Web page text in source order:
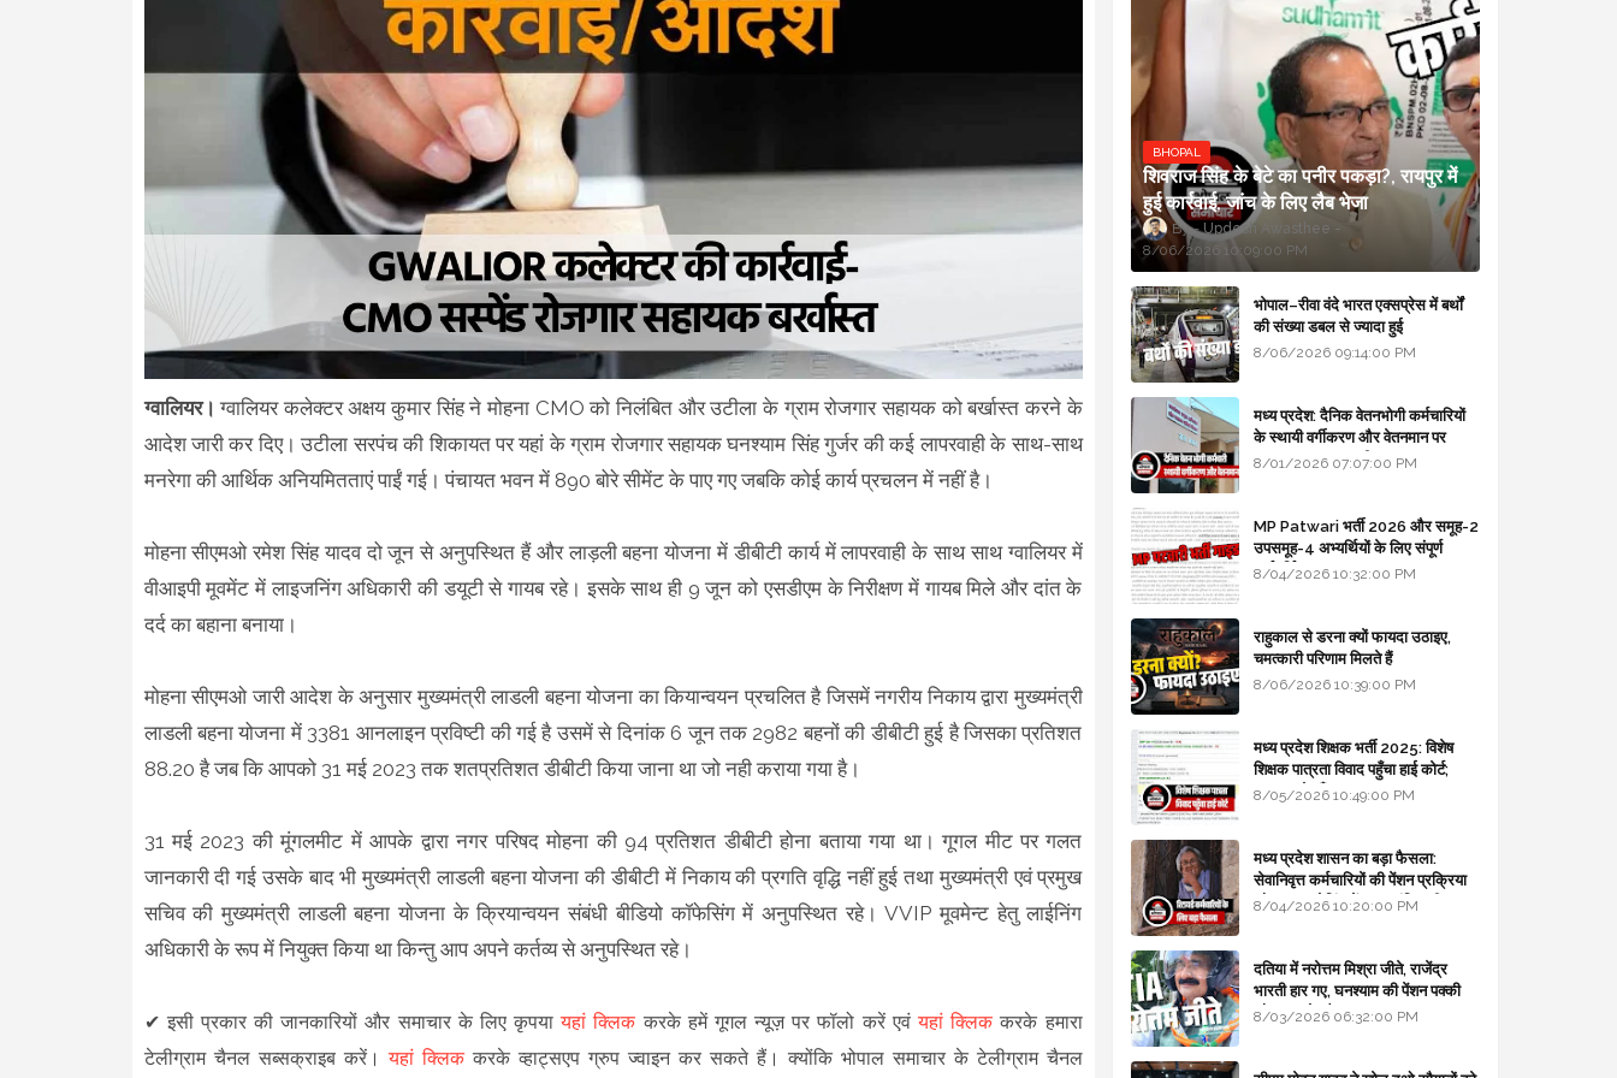
ग्वालियर। ग्वालियर कलेक्टर अक्षय कुमार सिंह ने मोहना CMO को निलंबित और उटीला के ग्राम रोजगार सहायक को बर्खास्त करने के
आदेश जारी कर दिए। उटीला सरपंच की शिकायत पर यहां के ग्राम रोजगार सहायक घनश्याम सिंह गुर्जर की कई लापरवाही के साथ-साथ
मनरेगा की आर्थिक अनियमितताएं पाईं गई। पंचायत भवन में 890 बोरे सीमेंट के पाए गए जबकि कोई कार्य प्रचलन में नहीं है।
मोहना सीएमओ रमेश सिंह यादव दो जून से अनुपस्थित हैं और लाड़ली बहना योजना में डीबीटी कार्य में लापरवाही के साथ साथ ग्वालियर में
वीआइपी मूवमेंट में लाइजनिंग अधिकारी की डयूटी से गायब रहे। इसके साथ ही 9 जून को एसडीएम के निरीक्षण में गायब मिले और दांत के
दर्द का बहाना बनाया।
मोहना सीएमओ जारी आदेश के अनुसार मुख्यमंत्री लाडली बहना योजना का कियान्वयन प्रचलित है जिसमें नगरीय निकाय द्वारा मुख्यमंत्री
लाडली बहना योजना में 3381 आनलाइन प्रविष्टी की गई है उसमें से दिनांक 6 जून तक 2982 बहनों की डीबीटी हुई है जिसका प्रतिशत
88.20 है जब कि आपको 31 मई 2023 तक शतप्रतिशत डीबीटी किया जाना था जो नही कराया गया है।
31 मई 2023 की मूंगलमीट में आपके द्वारा नगर परिषद मोहना की 94 प्रतिशत डीबीटी होना बताया गया था। गूगल मीट पर गलत
जानकारी दी गई उसके बाद भी मुख्यमंत्री लाडली बहना योजना की डीबीटी में निकाय की प्रगति वृद्धि नहीं हुई तथा मुख्यमंत्री एवं प्रमुख
सचिव की मुख्यमंत्री लाडली बहना योजना के क्रियान्वयन संबंधी बीडियो कॉफेसिंग में अनुपस्थित रहे। VVIP मूवमेन्ट हेतु लाईनिंग
अधिकारी के रूप में नियुक्त किया था किन्तु आप अपने कर्तव्य से अनुपस्थित रहे।
✔ इसी प्रकार की जानकारियों और समाचार के लिए कृपयायहां क्लिक करके हमें गूगल न्यूज़ पर फॉलो करें एवंयहां क्लिक करके हमारा
टेलीग्राम चैनल सब्सक्राइब करें।यहां क्लिककरके व्हाट्सएप ग्रुप ज्वाइन कर सकते हैं। क्योंकि भोपाल समाचार के टेलीग्राम चैनल
BHOPAL
शिवराज सिंह के बेटे का पनीर पकड़ा?, रायपुर में
हुई कार्रवाई, जांच के लिए लैब भेजा
Updesh Awasthee
8/06/2026 10:09:00 PM
भोपाल–रीवा वंदे भारत एक्सप्रेस में बर्थों
की संख्या डबल से ज्यादा हुई
8/06/2026 09:14:00 PM
मध्य प्रदेश: दैनिक वेतनभोगी कर्मचारियों
के स्थायी वर्गीकरण और वेतनमान पर
सरकार का बड़ा स्पष्टीकरण
8/01/2026 07:07:00 PM
MP Patwari भर्ती 2026 और समूह-2
उपसमूह-4 अभ्यर्थियों के लिए संपूर्ण
मार्गदर्शिका
8/04/2026 10:32:00 PM
राहुकाल से डरना क्यों फायदा उठाइए,
चमत्कारी परिणाम मिलते हैं
8/06/2026 10:39:00 PM
मध्य प्रदेश शिक्षक भर्ती 2025: विशेष
शिक्षक पात्रता विवाद पहुँचा हाई कोर्ट;
सरकार से माँगा जवाब
8/05/2026 10:49:00 PM
मध्य प्रदेश शासन का बड़ा फैसला:
सेवानिवृत्त कर्मचारियों की पेंशन प्रक्रिया
और बजट कोडिंग में हुए क्रांतिकारी
8/04/2026 10:20:00 PM
दतिया में नरोत्तम मिश्रा जीते, राजेंद्र
भारती हार गए, घनश्याम की पेंशन पक्की
और आशुतोष बैक टू...
8/03/2026 06:32:00 PM